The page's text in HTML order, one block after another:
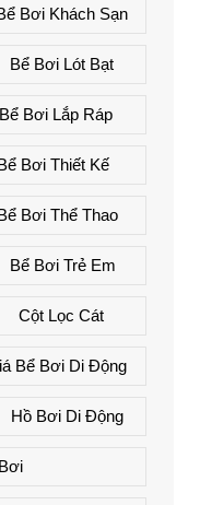
Bơi Khách Sạn
Bể Bơi Lót Bạt
Bể Bơi Lắp Ráp
Bơi Thiết Kế
Bơi Thể Thao
Bể Bơi Trẻ Em
Cột Lọc Cát
Bể Bơi Di Động
Hồ Bơi Di Động